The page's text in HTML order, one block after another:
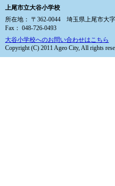
上尾市立大谷小学校
所在地： 〒362-0044 埼玉県上尾市大
Fax： 048-726-0493
大谷小学校へのお問い合わせはこちら
Copyright (C) 2011 Ageo City, All rights